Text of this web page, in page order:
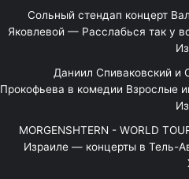
"Сольный стендап концерт
Яковлевой — Расслабься так у
"Даниил Спиваковский и
Прокофьева в комедии Взрослые
MORGENSHTERN - WORLD
Израиле — концерты в Тель-